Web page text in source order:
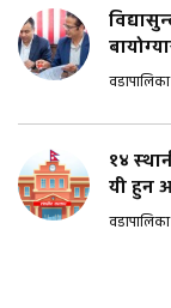
वडापालिका
१४
यी हुन
वडापालिका